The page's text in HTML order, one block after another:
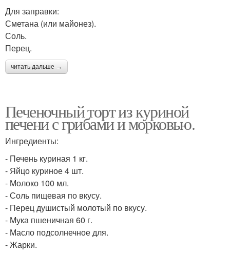
Для заправки:
Сметана (или майонез).
Соль.
Перец.
читать дальше →
Печеночный торт из куриной
печени с грибами и морковью.
Ингредиенты:
- Печень куриная 1 кг.
- Яйцо куриное 4 шт.
- Молоко 100 мл.
- Соль пищевая по вкусу.
- Перец душистый молотый по вкусу.
- Мука пшеничная 60 г.
- Масло подсолнечное для.
- Жарки.